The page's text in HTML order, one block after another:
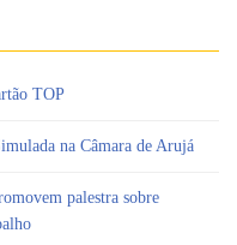
TOP
na Câmara de Arujá
palestra sobre